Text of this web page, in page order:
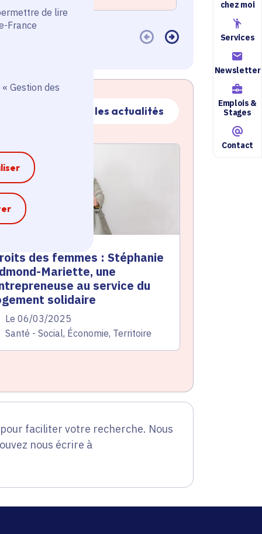
de lire
France
Gestion des
chez moi
Services
Newsletter
Emplois &
Stages
Contact
Toutes les actualités
active
des femmes : Stéphanie
Mariette, une
au service du
solidaire
de l'arrêté
Le 06/03/2025
Santé - Social, Économie, Territoire
faciliter votre recherche. Nous
nous écrire à